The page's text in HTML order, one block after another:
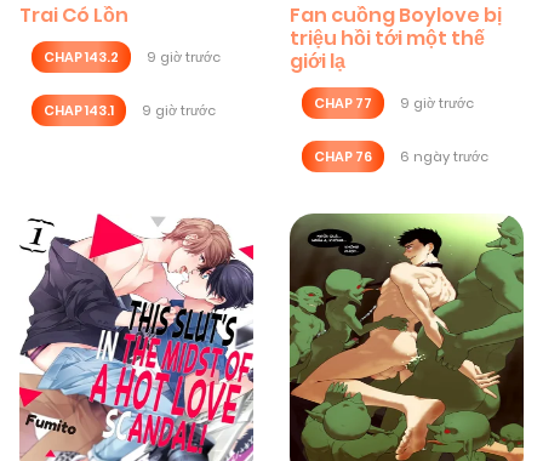
Trai Có Lồn
CHAP 143.2 9 giờ trước
CHAP 143.1 9 giờ trước
Fan cuồng Boylove bị
triệu hồi tới một thế
giới lạ
CHAP 77 9 giờ trước
CHAP 76 6 ngày trước